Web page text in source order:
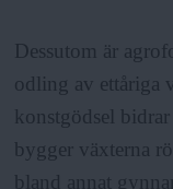
Dessutom är
odling av ettåriga
konstgödsel
bygger växterna
bland annat